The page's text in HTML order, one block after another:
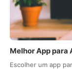
Melhor App para
Escolher um app